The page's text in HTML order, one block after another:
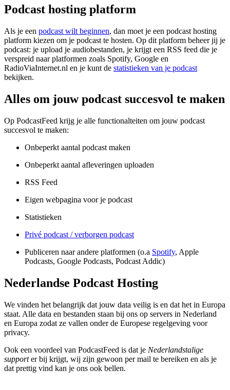
Podcast hosting platform
Als je een podcast wilt beginnen, dan moet je een podcast hosting
platform kiezen om je podcast te hosten. Op dit platform beheer jij je
podcast: je upload je audiobestanden, je krijgt een RSS feed die je
verspreid naar platformen zoals Spotify, Google en
RadioViaInternet.nl en je kunt de statistieken van je podcast
bekijken.
Alles om jouw podcast succesvol te maken
Op PodcastFeed krijg je alle functionalteiten om jouw podcast
succesvol te maken:
Onbeperkt aantal podcast maken
Onbeperkt aantal afleveringen uploaden
RSS Feed
Eigen webpagina voor je podcast
Statistieken
Privé podcast / verborgen podcast
Publiceren naar andere platformen (o.a Spotify, Apple
Podcasts, Google Podcasts, Podcast Addic)
Nederlandse Podcast Hosting
We vinden het belangrijk dat jouw data veilig is en dat het in Europa
staat. Alle data en bestanden staan bij ons op servers in Nederland
en Europa zodat ze vallen onder de Europese regelgeving voor
privacy.
Ook een voordeel van PodcastFeed is dat je Nederlandstalige
supporter bij krijgt, wij zijn gewoon per mail te bereiken en als je
dat prettig vind kan je ons ook bellen.